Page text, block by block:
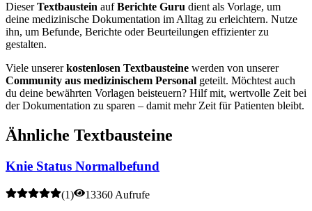
DieserTextbaustein aufBerichte Guru dient als Vorlage, um
deine medizinische Dokumentation im Alltag zu erleichtern. Nutze
ihn, um Befunde, Berichte oder Beurteilungen effizienter zu
gestalten.
Viele unsererkostenlosen Textbausteine werden von unserer
Community aus medizinischem Personal geteilt. Möchtest auch
du deine bewährten Vorlagen beisteuern? Hilf mit, wertvolle Zeit bei
der Dokumentation zu sparen – damit mehr Zeit für Patienten bleibt.
Ähnliche Textbausteine
Knie Status Normalbefund
(1)
13360 Aufrufe